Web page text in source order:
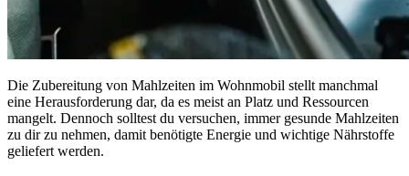
Die Zubereitung von Mahlzeiten im Wohnmobil stellt manchmal
eine Herausforderung dar, da es meist an Platz und Ressourcen
mangelt. Dennoch solltest du versuchen, immer gesunde Mahlzeiten
zu dir zu nehmen, damit benötigte Energie und wichtige Nährstoffe
geliefert werden.